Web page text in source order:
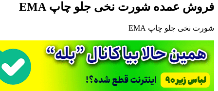
فروش عمده شورت نخی جلو چاپ EMA
شورت نخی جلو چاپ EMA